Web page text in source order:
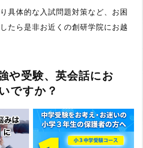
具体的な入試問題対策など、お困
たら是非お近くの創研学院にお越
や受験、英会話にお
ですか？